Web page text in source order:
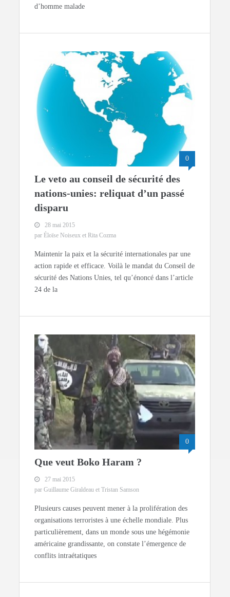
d’homme malade
0
Le veto au conseil de sécurité des
nations-unies: reliquat d’un passé
disparu
28 mai 2015
par Éloïse Noiseux et Rita Cozma
Maintenir la paix et la sécurité internationales par une
action rapide et efficace. Voilà le mandat du Conseil de
sécurité des Nations Unies, tel qu’énoncé dans l’article
24 de la
0
Que veut Boko Haram ?
27 mai 2015
par Guillaume Giraldeau et Tristan Samson
Plusieurs causes peuvent mener à la prolifération des
organisations terroristes à une échelle mondiale. Plus
particulièrement, dans un monde sous une hégémonie
américaine grandissante, on constate l’émergence de
conflits intraétatiques